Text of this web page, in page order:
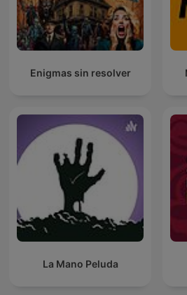
Enigmas sin resolver
La Mano Peluda